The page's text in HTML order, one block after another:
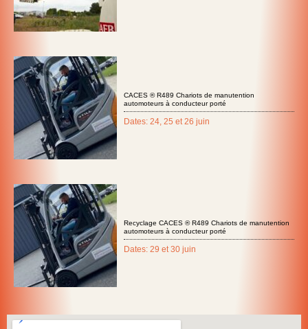
CACES ® R489 Chariots de manutention
automoteurs à conducteur porté
Dates: 24, 25 et 26 juin
Recyclage CACES ® R489 Chariots de manutention
automoteurs à conducteur porté
Dates: 29 et 30 juin